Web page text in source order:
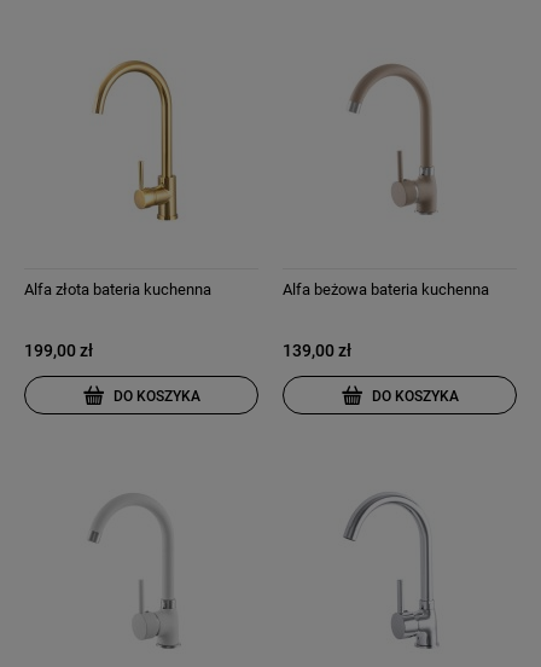
Alfa złota bateria kuchenna
199,00 zł
DO KOSZYKA
Alfa beżowa bateria kuchenna
139,00 zł
DO KOSZYKA